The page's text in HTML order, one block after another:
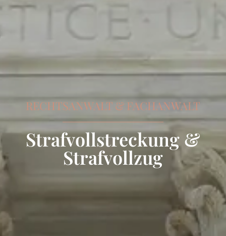
RECHTSANWALT & FACHANWALT
Strafvollstreckung &
Strafvollzug